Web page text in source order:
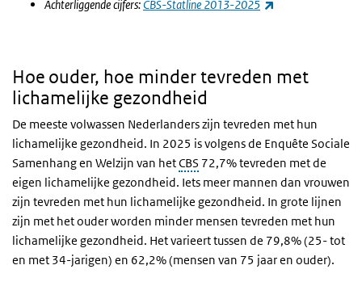
Achterliggende cijfers: CBS-Statline 2013-2025
Hoe ouder, hoe minder tevreden met
lichamelijke gezondheid
De meeste volwassen Nederlanders zijn tevreden met hun
lichamelijke gezondheid. In 2025 is volgens de Enquête Sociale
Samenhang en Welzijn van hetCBS 72,7%tevreden met de
eigen lichamelijke gezondheid. Iets meer mannen dan vrouwen
zijn tevreden met hun lichamelijke gezondheid. In grote lijnen
zijn met het ouder worden minder mensen tevreden met hun
lichamelijke gezondheid. Het varieert tussen de 79,8% (25- tot
en met 34-jarigen) en 62,2% (mensen van 75 jaar en ouder).